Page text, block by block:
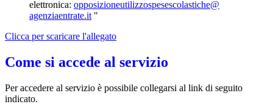
elettronica: opposizioneutilizzospesescolastiche@
agenziaentrate.it "
Clicca per scaricare l'allegato
Come si accede al servizio
Per accedere al servizio è possibile collegarsi al link di seguito
indicato.